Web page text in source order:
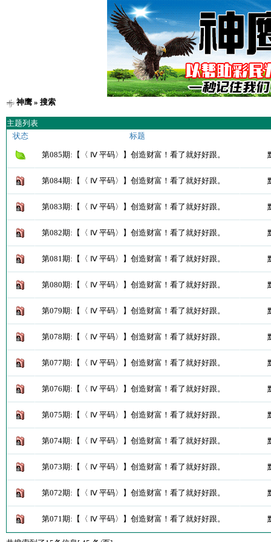
神鹰» 搜索
主题列表
状态
标题
第085期:【〈 Ⅳ 平码〉】创造财富！看了就好好跟。
第084期:【〈 Ⅳ 平码〉】创造财富！看了就好好跟。
第083期:【〈 Ⅳ 平码〉】创造财富！看了就好好跟。
第082期:【〈 Ⅳ 平码〉】创造财富！看了就好好跟。
第081期:【〈 Ⅳ 平码〉】创造财富！看了就好好跟。
第080期:【〈 Ⅳ 平码〉】创造财富！看了就好好跟。
第079期:【〈 Ⅳ 平码〉】创造财富！看了就好好跟。
第078期:【〈 Ⅳ 平码〉】创造财富！看了就好好跟。
第077期:【〈 Ⅳ 平码〉】创造财富！看了就好好跟。
第076期:【〈 Ⅳ 平码〉】创造财富！看了就好好跟。
第075期:【〈 Ⅳ 平码〉】创造财富！看了就好好跟。
第074期:【〈 Ⅳ 平码〉】创造财富！看了就好好跟。
第073期:【〈 Ⅳ 平码〉】创造财富！看了就好好跟。
第072期:【〈 Ⅳ 平码〉】创造财富！看了就好好跟。
第071期:【〈 Ⅳ 平码〉】创造财富！看了就好好跟。